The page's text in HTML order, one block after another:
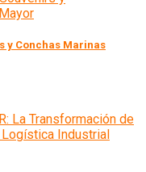
y Conchas Marinas